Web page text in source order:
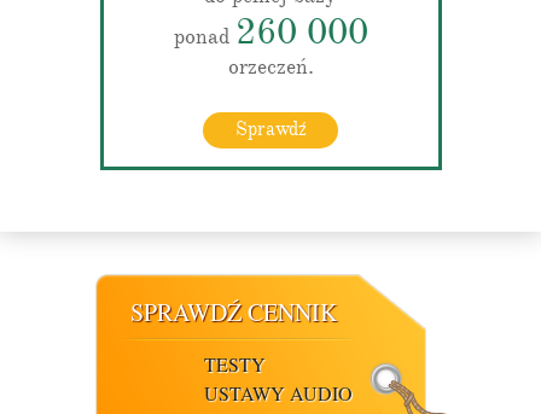
ponad 260 000
orzeczeń.
Sprawdź
SPRAWDŹ CENNIK
TESTY
USTAWY AUDIO